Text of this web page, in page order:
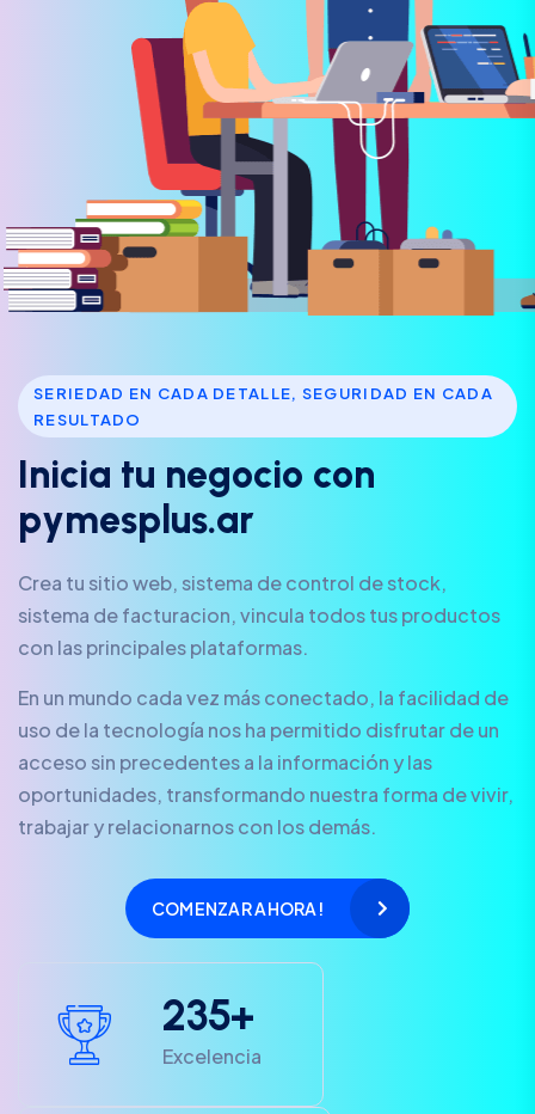
SERIEDAD EN CADA DETALLE, SEGURIDAD EN CADA
RESULTADO
Inicia tu negocio con
pymesp us.ar
Crea tu sitio web, sistema de control de stock,
sistema de facturacion, vincula todos tus productos
con las principales plataformas.
En un mundo cada vez más conectado, la facilidad de
uso de la tecnología nos ha permitido disfrutar de un
acceso sin precedentes a la información y las
oportunidades, transformando nuestra forma de vivir,
trabajar y relacionarnos con los demás.
COMENZAR AHORA!
235+
Excelencia